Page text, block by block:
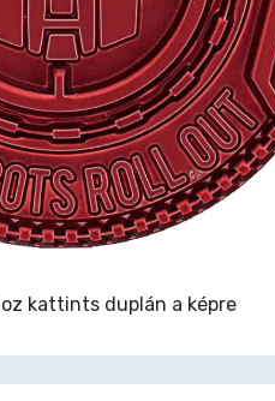
kattints duplán a képre